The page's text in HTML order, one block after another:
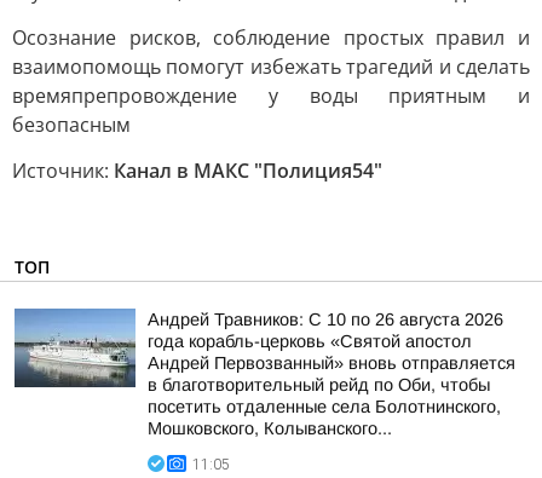
Осознание рисков, соблюдение простых правил и
взаимопомощь помогут избежать трагедий и сделать
времяпрепровождение у воды приятным и
безопасным
Источник: Канал в МАКС "Полиция54"
ТОП
Андрей Травников: С 10 по 26 августа 2026
года корабль-церковь «Святой апостол
Андрей Первозванный» вновь отправляется
в благотворительный рейд по Оби, чтобы
посетить отдаленные села Болотнинского,
Мошковского, Колыванского...
11:05